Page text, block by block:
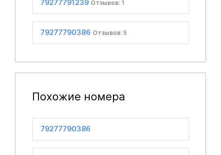
79277791239 Отзывов: 1
79277790386 Отзывов: 5
Похожие номера
79277790386